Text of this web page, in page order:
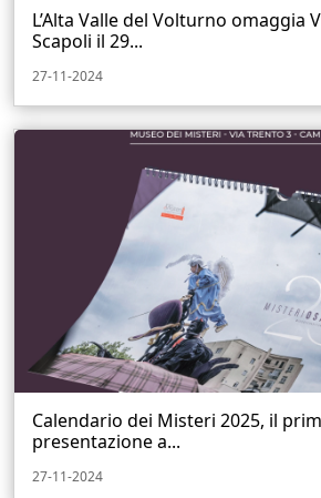
L’Alta Valle del Volturno omaggia
Scapoli il 29...
27-11-2024
Calendario dei Misteri 2025, il
presentazione a...
27-11-2024